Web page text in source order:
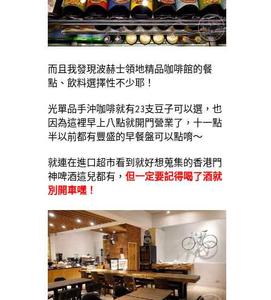
而且我發現波赫士領地精品咖啡館的餐
點、飲料選擇性不少耶！
光單品手沖咖啡就有23支豆子可以選，也
因為這裡早上八點就開門營業了，十一點
半以前都有豐盛的早餐盤可以點唷～
就連在進口超市看到就好想蒐集的香港門
神啤酒這兒都有， 但一定要記得喝了酒就
別開車嘿！